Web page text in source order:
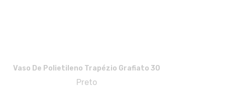
Vaso De Polietileno Trapézio Grafiato 30
Preto